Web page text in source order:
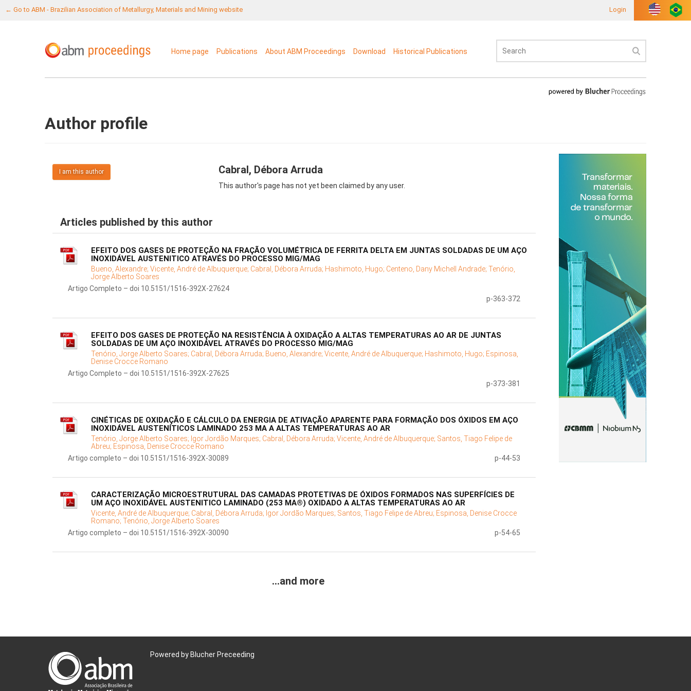
← Go to ABM - Brazilian Association of Metallurgy, Materials and Mining website Login
Home page Publications About ABM Proceedings Download Historical Publications
Author profile
I am this author Cabral, Débora Arruda
This author's page has not yet been claimed by any user.
Articles published by this author
EFEITO DOS GASES DE PROTEÇÃO NA FRAÇÃO VOLUMÉTRICA DE FERRITA DELTA EM JUNTAS SOLDADAS DE UM AÇO
INOXIDÁVEL AUSTENITICO ATRAVÉS DO PROCESSO MIG/MAG
Bueno, Alexandre; Vicente, André de Albuquerque; Cabral, Débora Arruda; Hashimoto, Hugo; Centeno, Dany Michell Andrade; Tenório,
Jorge Alberto Soares
Artigo Completo – doi 10.5151/1516-392X-27624
p-363-372
EFEITO DOS GASES DE PROTEÇÃO NA RESISTÊNCIA À OXIDAÇÃO A ALTAS TEMPERATURAS AO AR DE JUNTAS
SOLDADAS DE UM AÇO INOXIDÁVEL ATRAVÉS DO PROCESSO MIG/MAG
Tenório, Jorge Alberto Soares; Cabral, Débora Arruda; Bueno, Alexandre; Vicente, André de Albuquerque; Hashimoto, Hugo; Espinosa,
Denise Crocce Romano
Artigo Completo – doi 10.5151/1516-392X-27625
p-373-381
CINÉTICAS DE OXIDAÇÃO E CÁLCULO DA ENERGIA DE ATIVAÇÃO APARENTE PARA FORMAÇÃO DOS ÓXIDOS EM AÇO
INOXIDÁVEL AUSTENÍTICOS LAMINADO 253 MA A ALTAS TEMPERATURAS AO AR
Tenório, Jorge Alberto Soares; Igor Jordão Marques; Cabral, Débora Arruda; Vicente, André de Albuquerque; Santos, Tiago Felipe de
Abreu; Espinosa, Denise Crocce Romano
Artigo completo – doi 10.5151/1516-392X-30089
p-44-53
CARACTERIZAÇÃO MICROESTRUTURAL DAS CAMADAS PROTETIVAS DE ÓXIDOS FORMADOS NAS SUPERFÍCIES DE
UM AÇO INOXIDÁVEL AUSTENITICO LAMINADO (253 MA®) OXIDADO A ALTAS TEMPERATURAS AO AR
Vicente, André de Albuquerque; Cabral, Débora Arruda; Igor Jordão Marques; Santos, Tiago Felipe de Abreu; Espinosa, Denise Crocce
Romano; Tenório, Jorge Alberto Soares
Artigo completo – doi 10.5151/1516-392X-30090
p-54-65
...and more
Powered by Blucher Preceeding